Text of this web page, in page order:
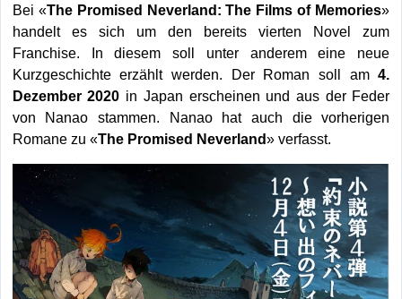
Bei «The Promised Neverland: The Films of Memories»
handelt es sich um den bereits vierten Novel zum
Franchise. In diesem soll unter anderem eine neue
Kurzgeschichte erzählt werden. Der Roman soll am4.
Dezember 2020 in Japan erscheinen und aus der Feder
von Nanao stammen. Nanao hat auch die vorherigen
Romane zu «The Promised Neverland» verfasst.